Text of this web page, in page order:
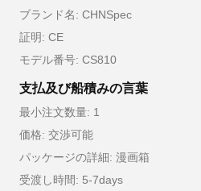
ブランド名: CHNSpec
証明: CE
モデル番号: CS810
支払及び船積みの言葉
最小注文数量: 1
価格: 交渉可能
パッケージの詳細: 漫画箱
受渡し時間: 5-7days